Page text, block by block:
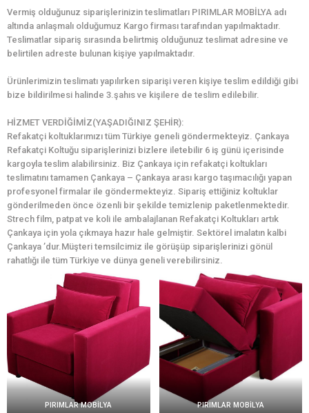
Vermiş olduğunuz siparişlerinizin teslimatları PIRIMLAR MOBİLYA adı
altında anlaşmalı olduğumuz Kargo firması tarafından yapılmaktadır.
Teslimatlar sipariş sırasında belirtmiş olduğunuz teslimat adresine ve
belirtilen adreste bulunan kişiye yapılmaktadır.
Ürünlerimizin teslimatı yapılırken siparişi veren kişiye teslim edildiği gibi
bize bildirilmesi halinde 3.şahıs ve kişilere de teslim edilebilir.
HİZMET VERDİĞİMİZ(YAŞADIĞINIZ ŞEHİR):
Refakatçi koltuklarımızı tüm Türkiye geneli göndermekteyiz. Çankaya
Refakatçi Koltuğu siparişlerinizi bizlere iletebilir 6 iş günü içerisinde
kargoyla teslim alabilirsiniz. Biz Çankaya için refakatçi koltukları
teslimatını tamamen Çankaya – Çankaya arası kargo taşımacılığı yapan
profesyonel firmalar ile göndermekteyiz. Sipariş ettiğiniz koltuklar
gönderilmeden önce özenli bir şekilde temizlenip paketlenmektedir.
Strech film, patpat ve koli ile ambalajlanan Refakatçi Koltukları artık
Çankaya için yola çıkmaya hazır hale gelmiştir. Sektörel imalatın kalbi
Çankaya ’dur.Müşteri temsilcimiz ile görüşüp siparişlerinizi gönül
rahatlığı ile tüm Türkiye ve dünya geneli verebilirsiniz.
PIRIMLAR MOBİLYA PIRIMLAR MOBİLYA